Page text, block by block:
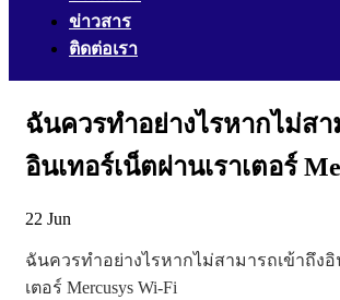
ข่าวสาร
ติดต่อเรา
ฉันควรทำอย่างไรหากไม่สา
อินเทอร์เน็ตผ่านเราเตอร์
22 Jun
ฉันควรทำอย่างไรหากไม่สามารถเข้าถึงอิ
เตอร์ Mercusys Wi-Fi